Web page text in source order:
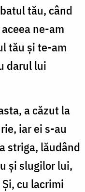
tău, când
ne-am
tău și te-am
darul lui
a căzut la
iar ei s-au
striga, lăudând
și slugilor lui,
cu lacrimi